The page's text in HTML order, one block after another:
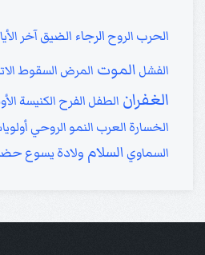
الحرب الروح الرجاء الضيقآخر
الفشل الموت المرض السقوط
الغفران الطفل الفرح الكنيسة
الخسارة العرب النمو الروحي
السماوي السلام ولادة يسوع